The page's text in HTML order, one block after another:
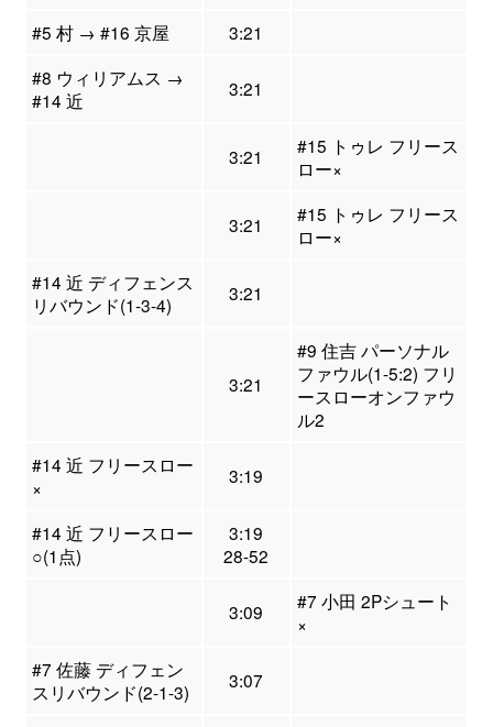
#5 村 → #16 京屋
3:21
#8 ウィリアムス →
#14 近
3:21
3:21
#15 トゥレ フリース
ロー×
3:21
#15 トゥレ フリース
ロー×
#14 近 ディフェンス
リバウンド(1-3-4)
3:21
3:21
#9 住吉 パーソナル
ファウル(1-5:2) フリ
ースローオンファウ
ル2
#14 近 フリースロー
×
3:19
#14 近 フリースロー
○(1点)
3:19
28-52
3:09
#7 小田 2Pシュート
×
#7 佐藤 ディフェン
スリバウンド(2-1-3)
3:07